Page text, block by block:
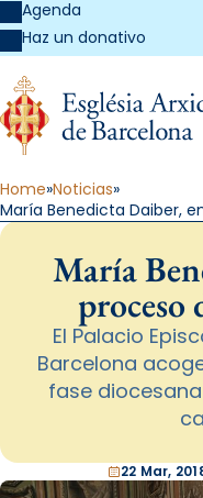
Agenda
Haz un donativo
Home Noticias
María Benedicta Daiber,
María
proceso
El Palacio
Barcelona
fase
22 Mar,